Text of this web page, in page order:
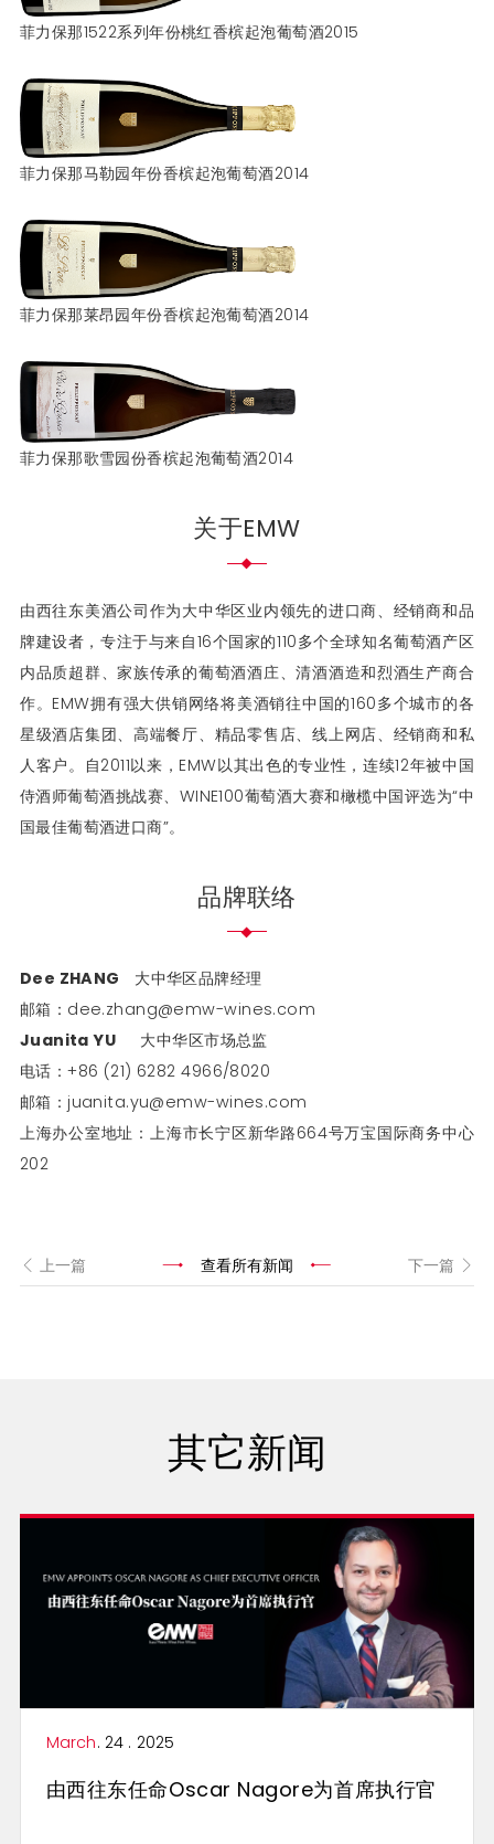
菲力保那1522系列年份桃红香槟起泡葡萄酒2015
菲力保那马勒园年份香槟起泡葡萄酒2014
菲力保那莱昂园年份香槟起泡葡萄酒2014
菲力保那歌雪园份香槟起泡葡萄酒2014
关于EMW
由西往东美酒公司作为大中华区业内领先的进口商、经销商和品
牌建设者，专注于与来自16个国家的110多个全球知名葡萄酒产区
内品质超群、家族传承的葡萄酒酒庄、清酒酒造和烈酒生产商合
作。EMW拥有强大供销网络将美酒销往中国的160多个城市的各
星级酒店集团、高端餐厅、精品零售店、线上网店、经销商和私
人客户。自2011以来，EMW以其出色的专业性，连续12年被中国
侍酒师葡萄酒挑战赛、WINE100葡萄酒大赛和橄榄中国评选为“中
国最佳葡萄酒进口商”。
品牌联络
Dee ZHANG 大中华区品牌经理
邮箱：dee.zhang@emw-wines.com
Juanita YU 大中华区市场总监
电话：+86 (21) 6282 4966/8020
邮箱：juanita.yu@emw-wines.com
上海办公室地址：上海市长宁区新华路664号万宝国际商务中心
202
上一篇 查看所有新闻 下一篇
其它新闻
March. 24 . 2025
由西往东任命Oscar Nagore为首席执行官